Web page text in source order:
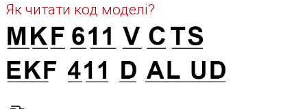
Як читати код моделі?